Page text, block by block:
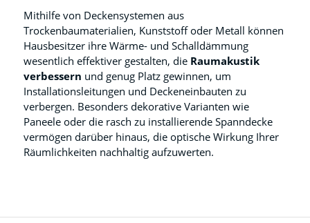
Mithilfe von Deckensystemen aus
Trockenbaumaterialien, Kunststoff oder Metall können
Hausbesitzer ihre Wärme- und Schalldämmung
wesentlich effektiver gestalten, die Raumakustik
verbessern und genug Platz gewinnen, um
Installationsleitungen und Deckeneinbauten zu
verbergen. Besonders dekorative Varianten wie
Paneele oder die rasch zu installierende Spanndecke
vermögen darüber hinaus, die optische Wirkung Ihrer
Räumlichkeiten nachhaltig aufzuwerten.